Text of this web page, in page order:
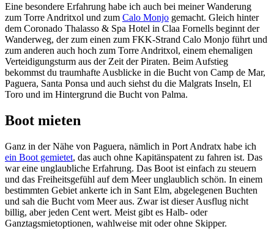
Eine besondere Erfahrung habe ich auch bei meiner Wanderung
zum Torre Andritxol und zum Calo Monjo gemacht. Gleich hinter
dem Coronado Thalasso & Spa Hotel in Claa Fornells beginnt der
Wanderweg, der zum einen zum FKK-Strand Calo Monjo führt und
zum anderen auch hoch zum Torre Andritxol, einem ehemaligen
Verteidigungsturm aus der Zeit der Piraten. Beim Aufstieg
bekommst du traumhafte Ausblicke in die Bucht von Camp de Mar,
Paguera, Santa Ponsa und auch siehst du die Malgrats Inseln, El
Toro und im Hintergrund die Bucht von Palma.
Boot mieten
Ganz in der Nähe von Paguera, nämlich in Port Andratx habe ich
ein Boot gemietet, das auch ohne Kapitänspatent zu fahren ist. Das
war eine unglaubliche Erfahrung. Das Boot ist einfach zu steuern
und das Freiheitsgefühl auf dem Meer unglaublich schön. In einem
bestimmten Gebiet ankerte ich in Sant Elm, abgelegenen Buchten
und sah die Bucht vom Meer aus. Zwar ist dieser Ausflug nicht
billig, aber jeden Cent wert. Meist gibt es Halb- oder
Ganztagsmietoptionen, wahlweise mit oder ohne Skipper.